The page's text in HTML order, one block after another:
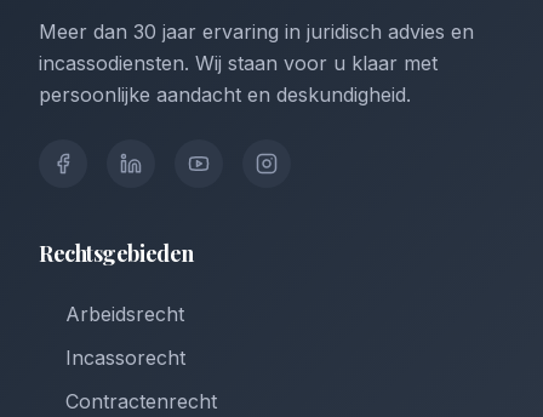
Meer dan 30 jaar ervaring in juridisch advies en
incassodiensten. Wij staan voor u klaar met
persoonlijke aandacht en deskundigheid.
Rechtsgebieden
Arbeidsrecht
Incassorecht
Contractenrecht